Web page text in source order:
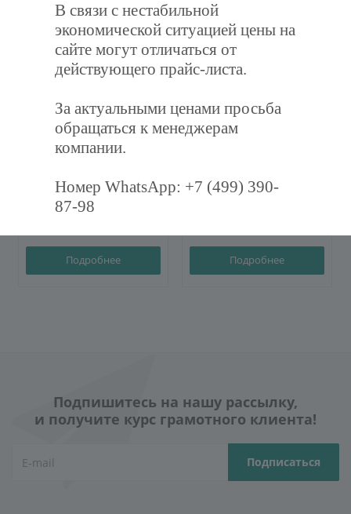
Фильтр воздушный
карманный ФВК-287-592-
Подробнее
Фильтр воздушный
Подробнее
Подпишитесь на нашу рассылку,
и получите курс грамотного клиента!
В связи с нестабильной
экономической ситуацией цены на
сайте могут отличаться от
действующего прайс-листа.
За актуальными ценами просьба
обращаться к менеджерам
компании.
Номер WhatsApp: +7 (499) 390-
87-98